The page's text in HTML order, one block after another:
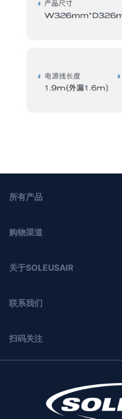
所有产品
购物渠道
关于SOLEUSAIR
联系我们
扫码关注